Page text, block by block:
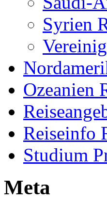
Syrien
Ozeanien
Reiseinfo
Studium
Meta